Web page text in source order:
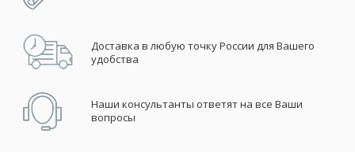
Доставка в любую точку России для Вашего
удобства
Наши консультанты ответят на все Ваши
вопросы